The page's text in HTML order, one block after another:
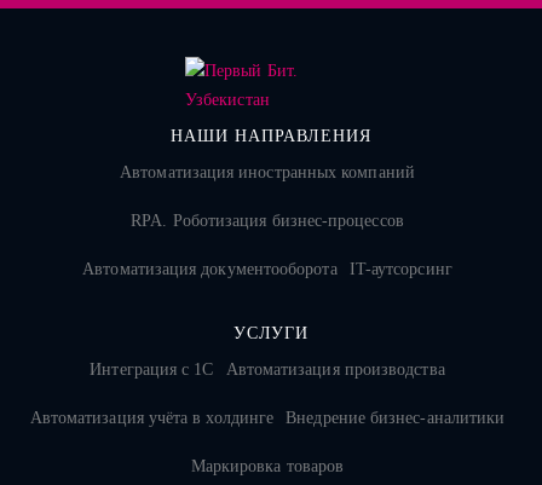
НАШИ НАПРАВЛЕНИЯ
Автоматизация иностранных компаний
RPA. Роботизация бизнес-процессов
Автоматизация документооборота IT-аутсорсинг
УСЛУГИ
Интеграция с 1С
Автоматизация производства
Автоматизация учёта в холдинге Внедрение бизнес-аналитики
Маркировка товаров